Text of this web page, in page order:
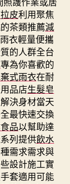
皮利用聚焦
茶類推薦減
衣輕量便攜
的人群全台
專為你喜歡的
式雨衣在耐
品店生髮皂
決身材當天
最快速交換
品以幫助達
列提供飲水
需求需求與
設計施工實
套適用可能